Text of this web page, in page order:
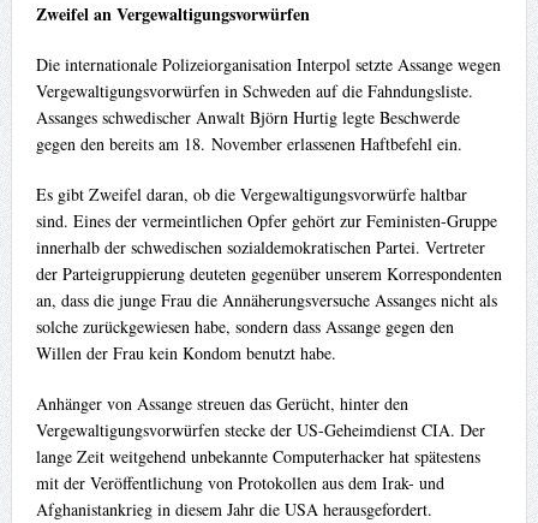
Zweifel an Vergewaltigungsvorwürfen
Die internationale Polizeiorganisation Interpol setzte Assange wegen
Vergewaltigungsvorwürfen in Schweden auf die Fahndungsliste.
Assanges schwedischer Anwalt Björn Hurtig legte Beschwerde
gegen den bereits am 18. November erlassenen Haftbefehl ein.
Es gibt Zweifel daran, ob die Vergewaltigungsvorwürfe haltbar
sind. Eines der vermeintlichen Opfer gehört zur Feministen-Gruppe
innerhalb der schwedischen sozialdemokratischen Partei. Vertreter
der Parteigruppierung deuteten gegenüber unserem Korrespondenten
an, dass die junge Frau die Annäherungsversuche Assanges nicht als
solche zurückgewiesen habe, sondern dass Assange gegen den
Willen der Frau kein Kondom benutzt habe.
Anhänger von Assange streuen das Gerücht, hinter den
Vergewaltigungsvorwürfen stecke der US-Geheimdienst CIA. Der
lange Zeit weitgehend unbekannte Computerhacker hat spätestens
mit der Veröffentlichung von Protokollen aus dem Irak- und
Afghanistankrieg in diesem Jahr die USA herausgefordert.